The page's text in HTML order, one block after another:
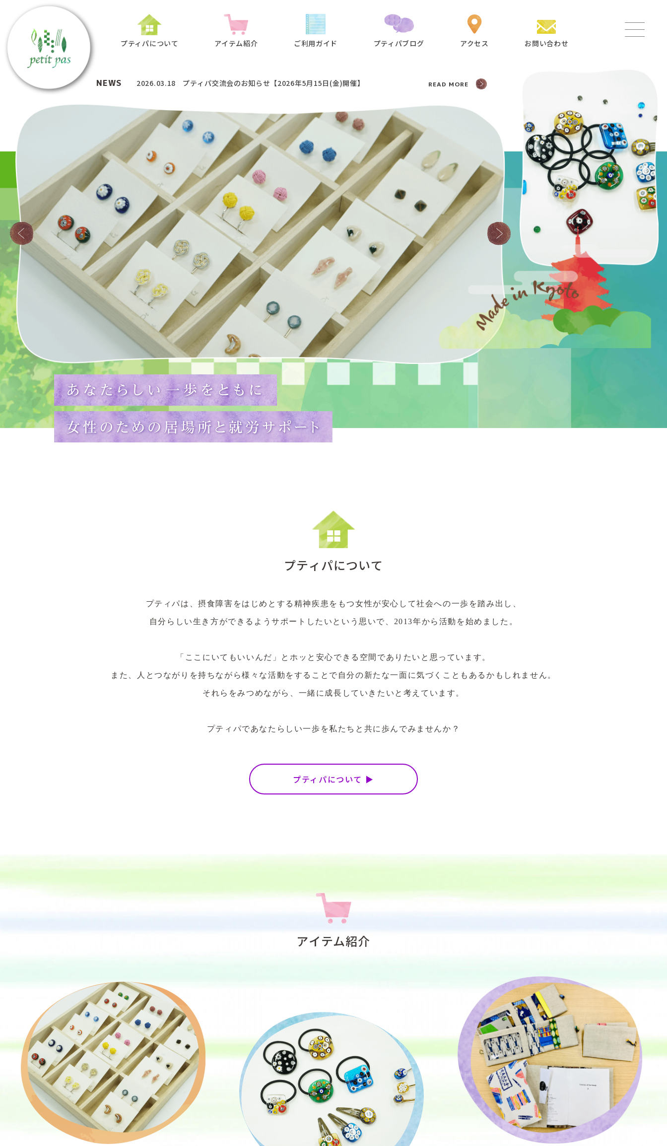
プティパについて アイテム紹介 ご利用ガイド プティパブログ アクセス お問い合わせ
NEWS READ MORE
2026.03.18 プティパ交流会のお知らせ【2026年5月15日(金)開催】
プティパについて
プティパは、摂食障害をはじめとする精神疾患をもつ女性が安心して社会への一歩を踏み出し、
自分らしい生き方ができるようサポートしたいという思いで、2013年から活動を始めました。
「ここにいてもいいんだ」とホッと安心できる空間でありたいと思っています。
また、人とつながりを持ちながら様々な活動をすることで自分の新たな一面に気づくこともあるかもしれません。
それらをみつめながら、一緒に成長していきたいと考えています。
プティパであなたらしい一歩を私たちと共に歩んでみませんか？
プティパについて
アイテム紹介